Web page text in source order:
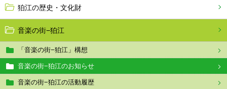
狛江の歴史・文化財
音楽の街−狛江
「音楽の街−狛江」構想
音楽の街−狛江のお知らせ
音楽の街−狛江の活動履歴